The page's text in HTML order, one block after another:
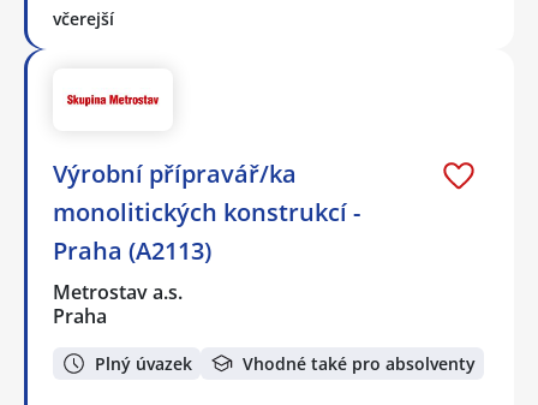
včerejší
Výrobní přípravář/ka
monolitických konstrukcí -
Praha (A2113)
Metrostav a.s.
Praha
Plný úvazek Vhodné také pro absolventy